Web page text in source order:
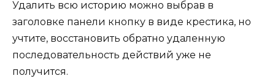
Удалить всю историю можно выбрав в
заголовке панели кнопку в виде крестика, но
учтите, восстановить обратно удаленную
последовательность действий уже не
получится.